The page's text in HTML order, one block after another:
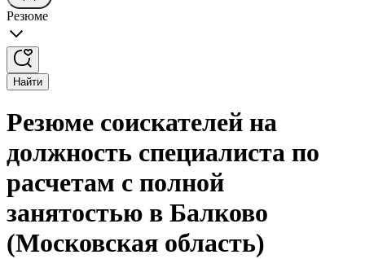
Резюме
Найти
Резюме соискателей на
должность специалиста по
расчетам с полной
занятостью в Балково
(Московская область)